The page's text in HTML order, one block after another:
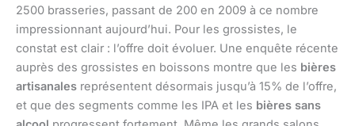
2500 brasseries, passant de 200 en 2009 à ce nombre
impressionnant aujourd’hui. Pour les grossistes, le
constat est clair : l’offre doit évoluer. Une enquête récente
auprès des grossistes en boissons montre que les bières
artisanales représentent désormais jusqu’à 15% de l’offre,
et que des segments comme les IPA et les bières sans